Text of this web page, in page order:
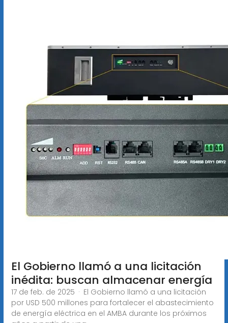
El Gobierno llamó a una licitación
inédita: buscan almacenar energía
17 de feb. de 2025 · El Gobierno llamó a una licitación
por USD 500 millones para fortalecer el abastecimiento
de energía eléctrica en el AMBA durante los próximos